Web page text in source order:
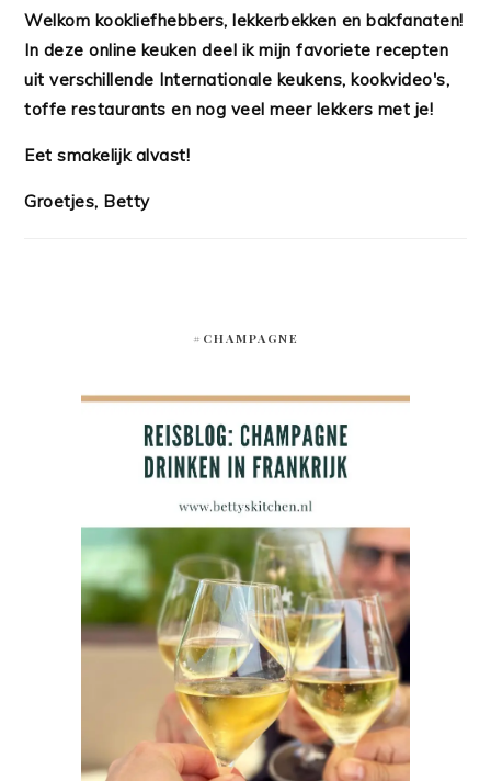
Welkom kookliefhebbers, lekkerbekken en bakfanaten!
In deze online keuken deel ik mijn favoriete recepten
uit verschillende Internationale keukens, kookvideo's,
toffe restaurants en nog veel meer lekkers met je!
Eet smakelijk alvast!
Groetjes, Betty
#CHAMPAGNE